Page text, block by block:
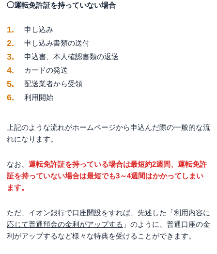
◯運転免許証を持っていない場合
申し込み
申し込み書類の送付
申込書、本人確認書類の返送
カードの発送
配送業者から受領
利用開始
上記のような流れがホームページから申込んだ際の一般的な流
れになります。
なお、 運転免許証を持っている場合は最短約2週間、運転免許
証を持っていない場合は最短でも3～4週間はかかってしまい
ます。
ただ、イオン銀行で口座開設をすれば、先述した「利用内容に
応じて普通預金の金利がアップする 」のように、普通口座の金
利がアップするなど様々な特典を受けることができます。